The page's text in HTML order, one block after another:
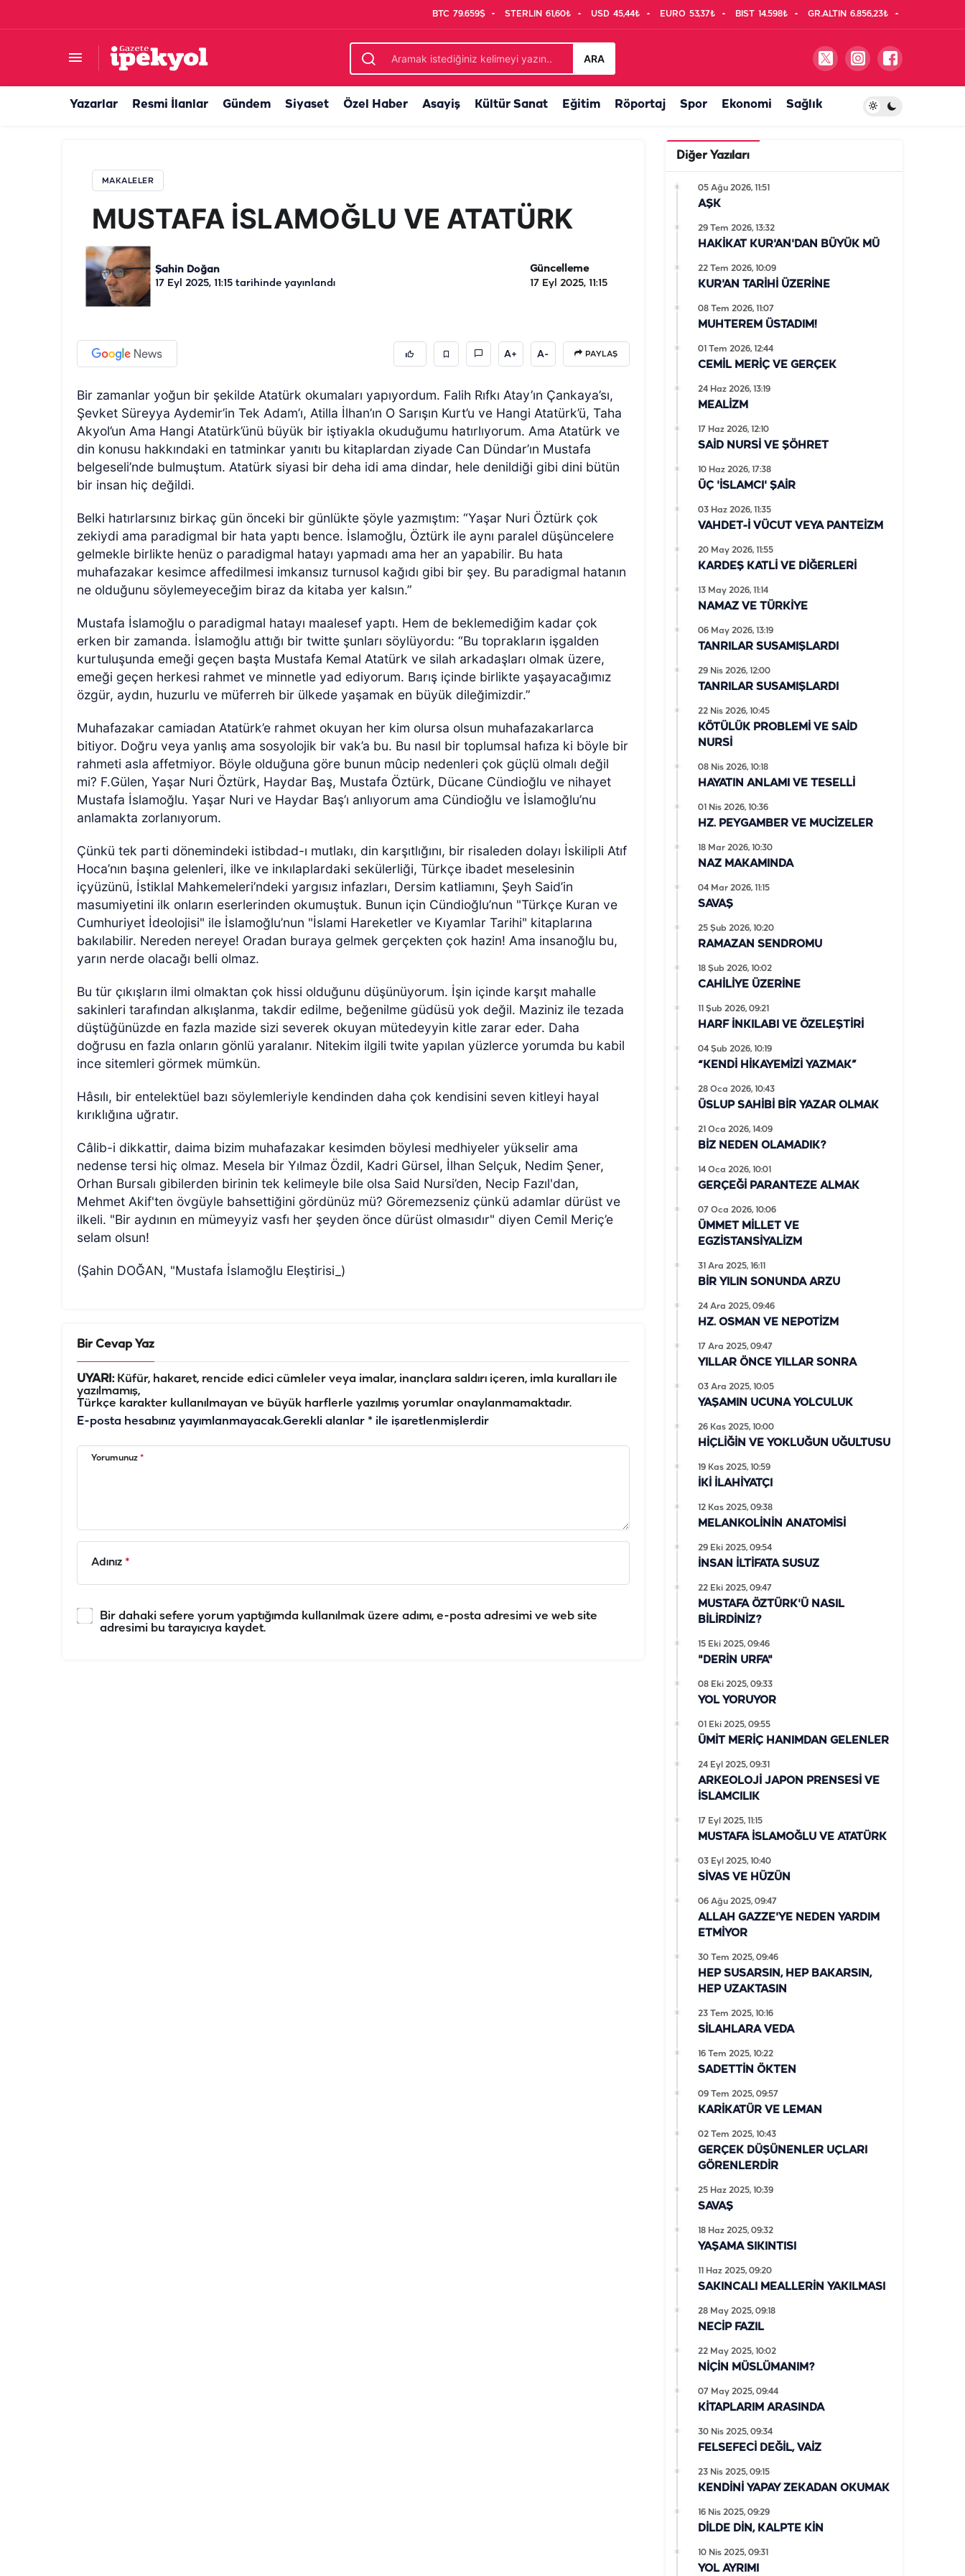
BTC 79.659$ STERLIN 61,60₺ USD 45,44₺ EURO 53,37₺ BIST 14.598₺ GR.ALTIN 6.856,23₺
ARA
Yazarlar Resmi İlanlar Gündem Siyaset Özel Haber Asayiş Kültür Sanat Eğitim Röportaj Spor Ekonomi Sağlık
MAKALELER
MUSTAFA İSLAMOĞLU VE ATATÜRK
Şahin Doğan
17 Eyl 2025, 11:15 tarihinde yayınlandı
Güncelleme
17 Eyl 2025, 11:15
A+ A- PAYLAŞ
Bir zamanlar yoğun bir şekilde Atatürk okumaları yapıyordum. Falih Rıfkı Atay’ın Çankaya’sı,
Şevket Süreyya Aydemir’in Tek Adam’ı, Atilla İlhan’ın O Sarışın Kurt’u ve Hangi Atatürk’ü, Taha
Akyol’un Ama Hangi Atatürk’ünü büyük bir iştiyakla okuduğumu hatırlıyorum. Ama Atatürk ve
din konusu hakkındaki en tatminkar yanıtı bu kitaplardan ziyade Can Dündar’ın Mustafa
belgeseli’nde bulmuştum. Atatürk siyasi bir deha idi ama dindar, hele denildiği gibi dini bütün
bir insan hiç değildi.
Belki hatırlarsınız birkaç gün önceki bir günlükte şöyle yazmıştım: “Yaşar Nuri Öztürk çok
zekiydi ama paradigmal bir hata yaptı bence. İslamoğlu, Öztürk ile aynı paralel düşüncelere
gelmekle birlikte henüz o paradigmal hatayı yapmadı ama her an yapabilir. Bu hata
muhafazakar kesimce affedilmesi imkansız turnusol kağıdı gibi bir şey. Bu paradigmal hatanın
ne olduğunu söylemeyeceğim biraz da kitaba yer kalsın.”
Mustafa İslamoğlu o paradigmal hatayı maalesef yaptı. Hem de beklemediğim kadar çok
erken bir zamanda. İslamoğlu attığı bir twitte şunları söylüyordu: “Bu toprakların işgalden
kurtuluşunda emeği geçen başta Mustafa Kemal Atatürk ve silah arkadaşları olmak üzere,
emeği geçen herkesi rahmet ve minnetle yad ediyorum. Barış içinde birlikte yaşayacağımız
özgür, aydın, huzurlu ve müferreh bir ülkede yaşamak en büyük dileğimizdir.”
Muhafazakar camiadan Atatürk’e rahmet okuyan her kim olursa olsun muhafazakarlarca
bitiyor. Doğru veya yanlış ama sosyolojik bir vak’a bu. Bu nasıl bir toplumsal hafıza ki böyle bir
rahmeti asla affetmiyor. Böyle olduğuna göre bunun mûcip nedenleri çok güçlü olmalı değil
mi? F.Gülen, Yaşar Nuri Öztürk, Haydar Baş, Mustafa Öztürk, Dücane Cündioğlu ve nihayet
Mustafa İslamoğlu. Yaşar Nuri ve Haydar Baş’ı anlıyorum ama Cündioğlu ve İslamoğlu’nu
anlamakta zorlanıyorum.
Çünkü tek parti dönemindeki istibdad-ı mutlakı, din karşıtlığını, bir risaleden dolayı İskilipli Atıf
Hoca’nın başına gelenleri, ilke ve inkılaplardaki sekülerliği, Türkçe ibadet meselesinin
içyüzünü, İstiklal Mahkemeleri’ndeki yargısız infazları, Dersim katliamını, Şeyh Said’in
masumiyetini ilk onların eserlerinden okumuştuk. Bunun için Cündioğlu’nun "Türkçe Kuran ve
Cumhuriyet İdeolojisi" ile İslamoğlu’nun "İslami Hareketler ve Kıyamlar Tarihi" kitaplarına
bakılabilir. Nereden nereye! Oradan buraya gelmek gerçekten çok hazin! Ama insanoğlu bu,
yarın nerde olacağı belli olmaz.
Bu tür çıkışların ilmi olmaktan çok hissi olduğunu düşünüyorum. İşin içinde karşıt mahalle
sakinleri tarafından alkışlanma, takdir edilme, beğenilme güdüsü yok değil. Maziniz ile tezada
düştüğünüzde en fazla mazide sizi severek okuyan mütedeyyin kitle zarar eder. Daha
doğrusu en fazla onların gönlü yaralanır. Nitekim ilgili twite yapılan yüzlerce yorumda bu kabil
ince sitemleri görmek mümkün.
Hâsılı, bir entelektüel bazı söylemleriyle kendinden daha çok kendisini seven kitleyi hayal
kırıklığına uğratır.
Câlib-i dikkattir, daima bizim muhafazakar kesimden böylesi medhiyeler yükselir ama
nedense tersi hiç olmaz. Mesela bir Yılmaz Özdil, Kadri Gürsel, İlhan Selçuk, Nedim Şener,
Orhan Bursalı gibilerden birinin tek kelimeyle bile olsa Said Nursi’den, Necip Fazıl'dan,
Mehmet Akif'ten övgüyle bahsettiğini gördünüz mü? Göremezseniz çünkü adamlar dürüst ve
ilkeli. "Bir aydının en mümeyyiz vasfı her şeyden önce dürüst olmasıdır" diyen Cemil Meriç’e
selam olsun!
(Şahin DOĞAN, "Mustafa İslamoğlu Eleştirisi_)
Bir Cevap Yaz
UYARI:Küfür, hakaret, rencide edici cümleler veya imalar, inançlara saldırı içeren, imla kuralları ile
yazılmamış,
Türkçe karakter kullanılmayan ve büyük harflerle yazılmış yorumlar onaylanmamaktadır.
E-posta hesabınız yayımlanmayacak.Gerekli alanlar * ile işaretlenmişlerdir
Yorumunuz *
Adınız *
Bir dahaki sefere yorum yaptığımda kullanılmak üzere adımı, e-posta adresimi ve web site
adresimi bu tarayıcıya kaydet.
Diğer Yazıları
AŞK
05 Ağu 2026, 11:51
HAKİKAT KUR'AN'DAN BÜYÜK MÜ
29 Tem 2026, 13:32
KUR'AN TARİHİ ÜZERİNE
22 Tem 2026, 10:09
MUHTEREM ÜSTADIM!
08 Tem 2026, 11:07
CEMİL MERİÇ VE GERÇEK
01 Tem 2026, 12:44
MEALİZM
24 Haz 2026, 13:19
SAİD NURSİ VE ŞÖHRET
17 Haz 2026, 12:10
ÜÇ 'İSLAMCI' ŞAİR
10 Haz 2026, 17:38
VAHDET-İ VÜCUT VEYA PANTEİZM
03 Haz 2026, 11:35
KARDEŞ KATLİ VE DİĞERLERİ
20 May 2026, 11:55
NAMAZ VE TÜRKİYE
13 May 2026, 11:14
TANRILAR SUSAMIŞLARDI
06 May 2026, 13:19
TANRILAR SUSAMIŞLARDI
29 Nis 2026, 12:00
KÖTÜLÜK PROBLEMİ VE SAİD
NURSİ
22 Nis 2026, 10:45
HAYATIN ANLAMI VE TESELLİ
08 Nis 2026, 10:18
HZ. PEYGAMBER VE MUCİZELER
01 Nis 2026, 10:36
NAZ MAKAMINDA
18 Mar 2026, 10:30
SAVAŞ
04 Mar 2026, 11:15
RAMAZAN SENDROMU
25 Şub 2026, 10:20
CAHİLİYE ÜZERİNE
18 Şub 2026, 10:02
HARF İNKILABI VE ÖZELEŞTİRİ
11 Şub 2026, 09:21
“KENDİ HİKAYEMİZİ YAZMAK”
04 Şub 2026, 10:19
ÜSLUP SAHİBİ BİR YAZAR OLMAK
28 Oca 2026, 10:43
BİZ NEDEN OLAMADIK?
21 Oca 2026, 14:09
GERÇEĞİ PARANTEZE ALMAK
14 Oca 2026, 10:01
ÜMMET MİLLET VE
EGZİSTANSİYALİZM
07 Oca 2026, 10:06
BİR YILIN SONUNDA ARZU
31 Ara 2025, 16:11
HZ. OSMAN VE NEPOTİZM
24 Ara 2025, 09:46
YILLAR ÖNCE YILLAR SONRA
17 Ara 2025, 09:47
YAŞAMIN UCUNA YOLCULUK
03 Ara 2025, 10:05
HİÇLİĞİN VE YOKLUĞUN UĞULTUSU
26 Kas 2025, 10:00
İKİ İLAHİYATÇI
19 Kas 2025, 10:59
MELANKOLİNİN ANATOMİSİ
12 Kas 2025, 09:38
İNSAN İLTİFATA SUSUZ
29 Eki 2025, 09:54
MUSTAFA ÖZTÜRK'Ü NASIL
BİLİRDİNİZ?
22 Eki 2025, 09:47
"DERİN URFA"
15 Eki 2025, 09:46
YOL YORUYOR
08 Eki 2025, 09:33
ÜMİT MERİÇ HANIMDAN GELENLER
01 Eki 2025, 09:55
ARKEOLOJİ JAPON PRENSESİ VE
İSLAMCILIK
24 Eyl 2025, 09:31
MUSTAFA İSLAMOĞLU VE ATATÜRK
17 Eyl 2025, 11:15
SİVAS VE HÜZÜN
03 Eyl 2025, 10:40
ALLAH GAZZE'YE NEDEN YARDIM
ETMİYOR
06 Ağu 2025, 09:47
HEP SUSARSIN, HEP BAKARSIN,
HEP UZAKTASIN
30 Tem 2025, 09:46
SİLAHLARA VEDA
23 Tem 2025, 10:16
SADETTİN ÖKTEN
16 Tem 2025, 10:22
KARİKATÜR VE LEMAN
09 Tem 2025, 09:57
GERÇEK DÜŞÜNENLER UÇLARI
GÖRENLERDİR
02 Tem 2025, 10:43
SAVAŞ
25 Haz 2025, 10:39
YAŞAMA SIKINTISI
18 Haz 2025, 09:32
SAKINCALI MEALLERİN YAKILMASI
11 Haz 2025, 09:20
NECİP FAZIL
28 May 2025, 09:18
NİÇİN MÜSLÜMANIM?
22 May 2025, 10:02
KİTAPLARIM ARASINDA
07 May 2025, 09:44
FELSEFECİ DEĞİL, VAİZ
30 Nis 2025, 09:34
KENDİNİ YAPAY ZEKADAN OKUMAK
23 Nis 2025, 09:15
DİLDE DİN, KALPTE KİN
16 Nis 2025, 09:29
YOL AYRIMI
10 Nis 2025, 09:31